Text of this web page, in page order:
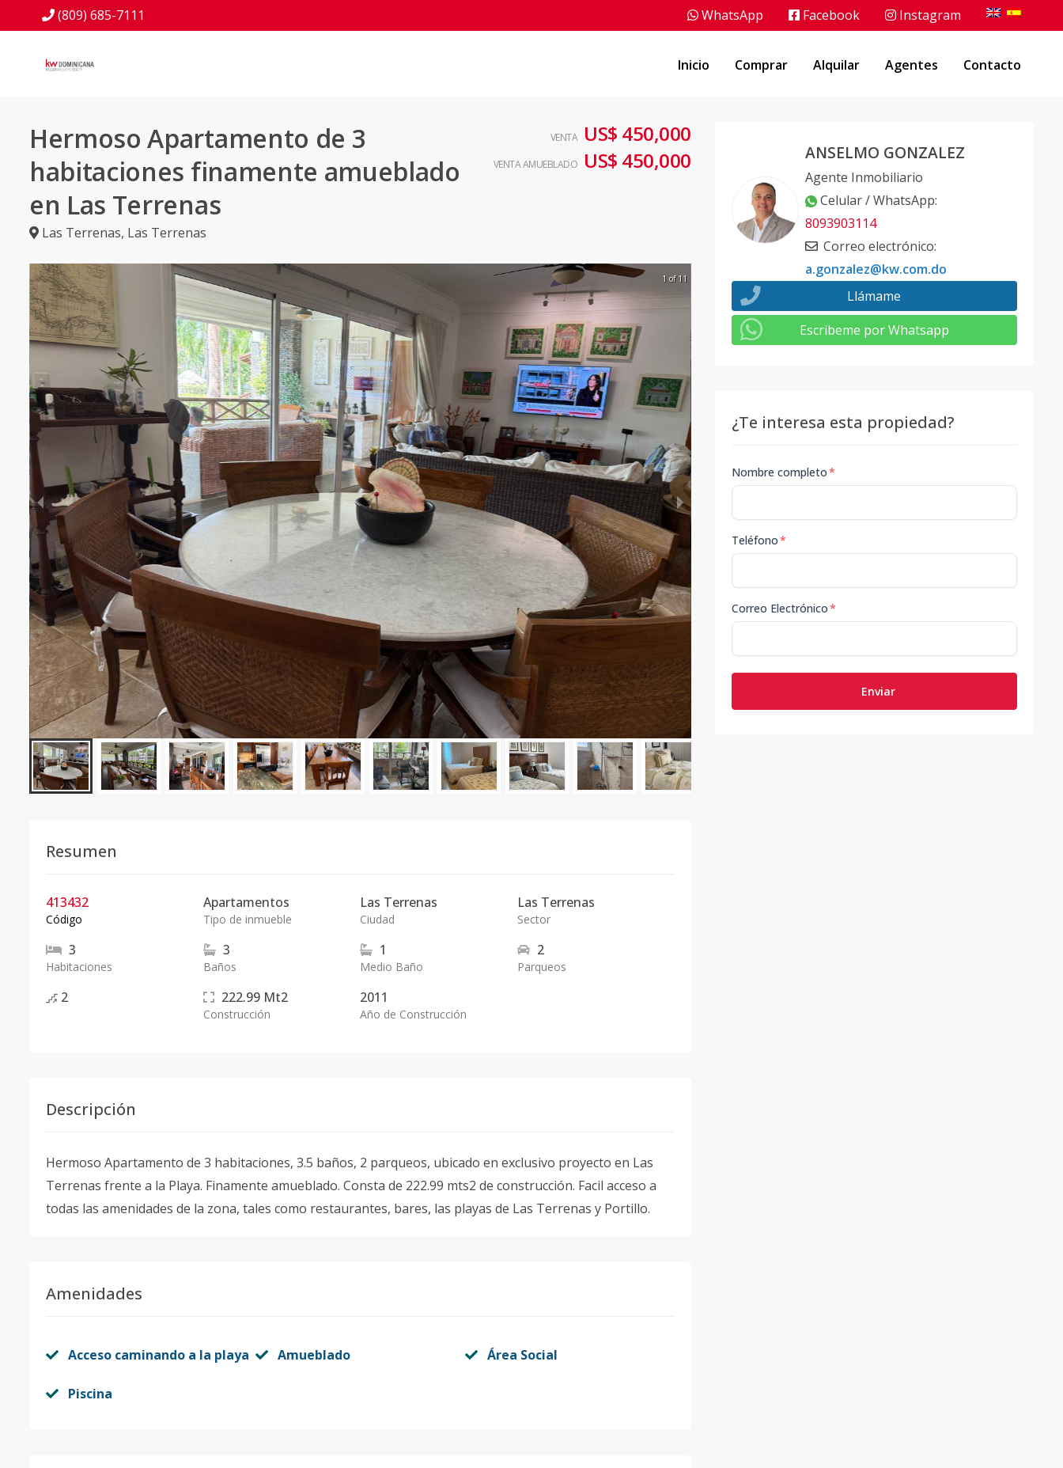
(809) 685-7111 WhatsApp Facebook Instagram
Inicio Comprar Alquilar Agentes Contacto
Hermoso Apartamento de 3
habitaciones finamente amueblado
en Las Terrenas
Las Terrenas, Las Terrenas
VENTA US$ 450,000
VENTA AMUEBLADO US$ 450,000
1 of 11
Resumen
413432
Código
Apartamentos
Tipo de inmueble
Las Terrenas
Ciudad
Las Terrenas
Sector
3
Habitaciones
3
Baños
1
Medio Baño
2
Parqueos
2 222.99 Mt2
Construcción
2011
Año de Construcción
Descripción
Hermoso Apartamento de 3 habitaciones, 3.5 baños, 2 parqueos, ubicado en exclusivo proyecto en Las
Terrenas frente a la Playa. Finamente amueblado. Consta de 222.99 mts2 de construcción. Facil acceso a
todas las amenidades de la zona, tales como restaurantes, bares, las playas de Las Terrenas y Portillo.
Amenidades
Acceso caminando a la playa Amueblado Área Social
Piscina
ANSELMO GONZALEZ
Agente Inmobiliario
Celular / WhatsApp:
8093903114
Correo electrónico:
a.gonzalez@kw.com.do
Llámame
Escribeme por Whatsapp
¿Te interesa esta propiedad?
Nombre completo*
Teléfono*
Correo Electrónico*
Enviar